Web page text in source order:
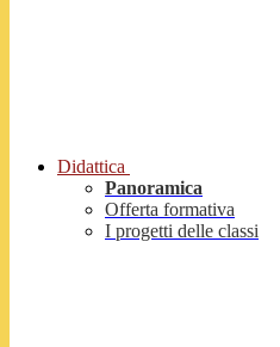
Didattica
Panoramica
Offerta formativa
I progetti delle classi